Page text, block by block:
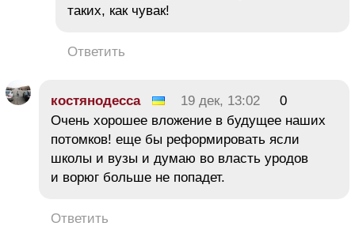
таких, как чувак!
Ответить
костянодесса 19 дек, 13:02
0
Очень хорошее вложение в будущее наших
потомков! еще бы реформировать ясли
школы и вузы и думаю во власть уродов
и ворюг больше не попадет.
Ответить